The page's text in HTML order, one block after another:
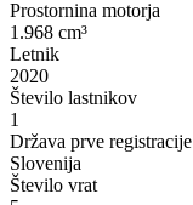
Prostornina motorja
1.968 cm³
Letnik
2020
Število lastnikov
1
Država prve registracije
Slovenija
Število vrat